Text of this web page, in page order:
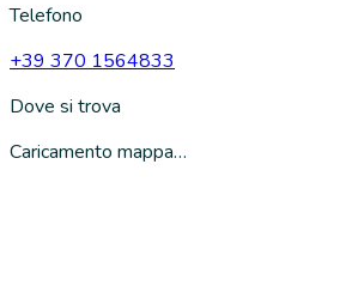
Telefono
+39 370 1564833
Dove si trova
Caricamento mappa…